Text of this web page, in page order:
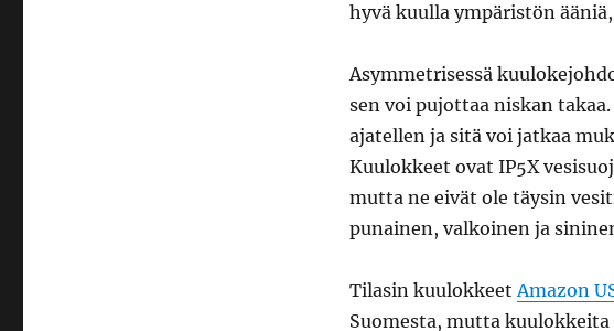
hyvä kuulla ympäristön
Asymmetrisessä
sen voi pujottaa niskan
ajatellen ja sitä voi jatkaa
Kuulokkeet ovat IP5X
mutta ne eivät ole täysin
punainen, valkoinen ja
Tilasin kuulokkeetAmazon
Suomesta, mutta